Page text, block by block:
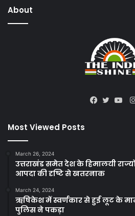
About
Most Viewed Posts
March 26, 2024
उत्तराखंड समेत देश के हिमालयी
आपदा की दृष्टि से खतरनाक
March 24, 2024
ऋषिकेश में स्वर्णकार से हुई लूट के
पुलिस ने पकड़ा